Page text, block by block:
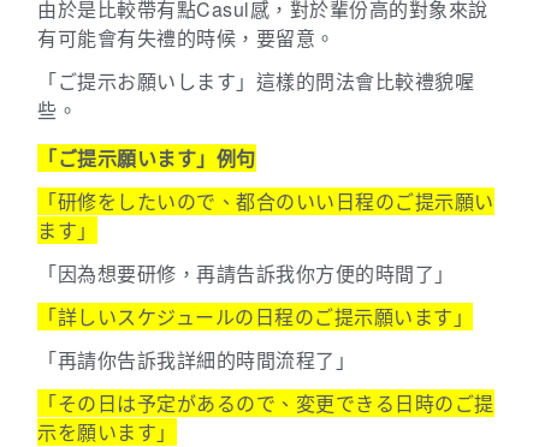
由於是比較帶有點Casul感，對於輩份高的對象來說
有可能會有失禮的時候，要留意。
「ご提示お願いします」這樣的問法會比較禮貌喔
些。
「ご提示願います」例句
「研修をしたいので、都合のいい日程のご提示願い
ます」
「因為想要研修，再請告訴我你方便的時間了」
「詳しいスケジュールの日程のご提示願います」
「再請你告訴我詳細的時間流程了」
「その日は予定があるので、変更できる日時のご提
示を願います」